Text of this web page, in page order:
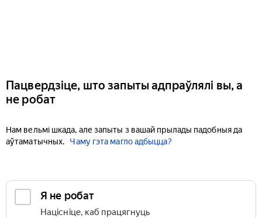
Пацвердзіце, што запыты адпраўлялі вы, а
не робат
Нам вельмі шкада, але запыты з вашай прылады падобныя да
аўтаматычных.
Чаму гэта магло адбыцца?
Я не робат
Націсніце, каб працягнуць